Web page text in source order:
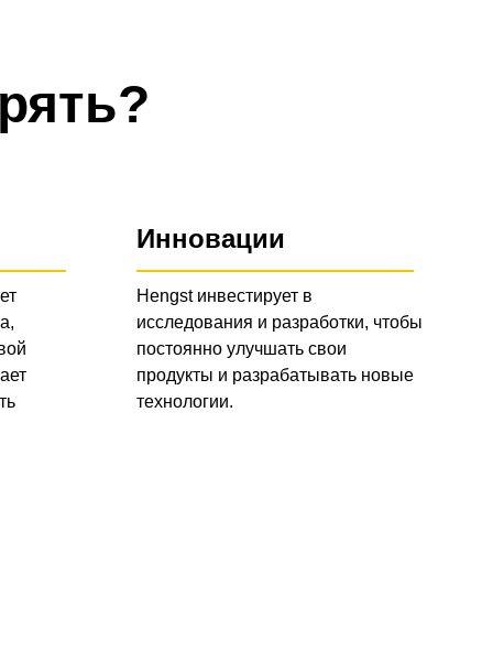
Инновации
Hengst инвестирует в
исследования и разработки, чтобы
постоянно улучшать свои
продукты и разрабатывать новые
технологии.